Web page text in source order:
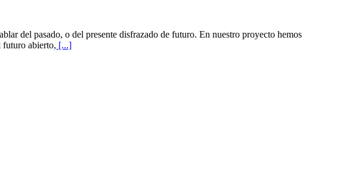
del pasado, o del presente disfrazado de futuro. En nuestro proyecto hemos
futuro abierto, [...]